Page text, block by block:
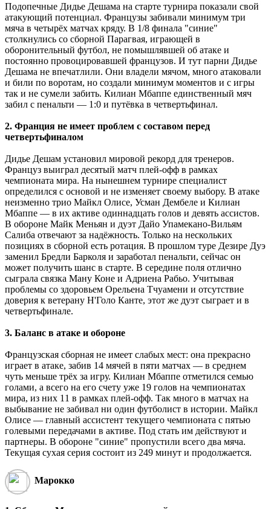
Подопечные Дидье Дешама на старте турнира показали свой
атакующий потенциал. Французы забивали минимум три
мяча в четырёх матчах кряду. В 1/8 финала "синие"
столкнулись со сборной Парагвая, играющей в
оборонительный футбол, не помышлявшей об атаке и
постоянно провоцировавшей французов. И тут парни Дидье
Дешама не впечатлили. Они владели мячом, много атаковали
и били по воротам, но создали минимум моментов и с игры
так и не сумели забить. Килиан Мбаппе единственный мяч
забил с пенальти — 1:0 и путёвка в четвертьфинал.
2. Франция не имеет проблем с составом перед
четвертьфиналом
Дидье Дешам установил мировой рекорд для тренеров.
Француз выиграл десятый матч плей-офф в рамках
чемпионата мира. На нынешнем турнире специалист
определился с основой и не изменяет своему выбору. В атаке
неизменно трио Майкл Олисе, Усман Дембеле и Килиан
Мбаппе ― в их активе одиннадцать голов и девять ассистов.
В обороне Майк Меньян и дуэт Дайо Упамекано-Вильям
Салиба отвечают за надёжность. Только на нескольких
позициях в сборной есть ротация. В прошлом туре Дезире Дуэ
заменил Бредли Барколя и заработал пенальти, сейчас он
может получить шанс в старте. В середине поля отлично
сыграла связка Ману Коне и Адриена Рабьо. Учитывая
проблемы со здоровьем Орельена Тчуамени и отсутствие
доверия к ветерану Н'Голо Канте, этот же дуэт сыграет и в
четвертьфинале.
3. Баланс в атаке и обороне
Французская сборная не имеет слабых мест: она прекрасно
играет в атаке, забив 14 мячей в пяти матчах — в среднем
чуть меньше трёх за игру. Килиан Мбаппе отметился семью
голами, а всего на его счету уже 19 голов на чемпионатах
мира, из них 11 в рамках плей-офф. Так много в матчах на
выбывание не забивал ни один футболист в истории. Майкл
Олисе — главный ассистент текущего чемпионата с пятью
голевыми передачами в активе. Под стать им действуют и
партнеры. В обороне "синие" пропустили всего два мяча.
Текущая сухая серия состоит из 249 минут и продолжается.
Марокко